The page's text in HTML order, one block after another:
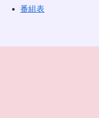
番組表